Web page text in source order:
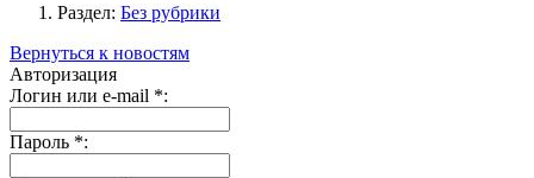
Раздел: Без рубрики
Вернуться к новостям
Авторизация
Логин или e-mail *:
Пароль *: